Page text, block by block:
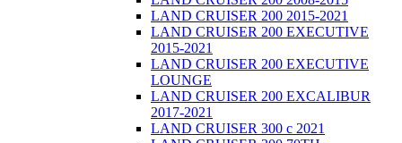
LAND CRUISER 200 2015-2021
LAND CRUISER 200 EXECUTIVE
2015-2021
LAND CRUISER 200 EXECUTIVE
LOUNGE
LAND CRUISER 200 EXCALIBUR
2017-2021
LAND CRUISER 300 с 2021